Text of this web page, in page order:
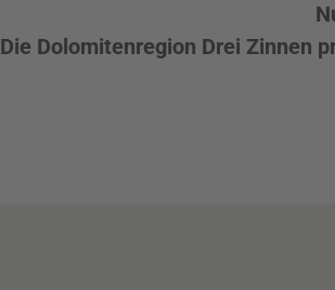
Die Dolomitenregion Drei Zinnen